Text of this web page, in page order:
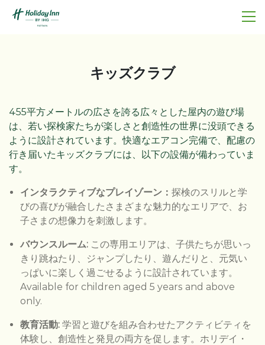
キッズクラブ
455平方メートルの広さを誇る広々とした屋内の遊び場
は、若い探検家たちが楽しさと創造性の世界に没頭できる
ように設計されています。快適なエアコン完備で、配慮の
行き届いたキッズクラブには、以下の設備が備わっていま
す。​
インタラクティブなプレイゾーン：探検のスリルと学
びの喜びが融合したさまざまな魅力的なエリアで、お
子さまの想像力を刺激します。
バウンスルーム: この専用エリアは、子供たちが思いっ
きり跳ねたり、ジャンプしたり、遊んだりと、元気い
っぱいに楽しく過ごせるように設計されています。
Available for children aged 5 years and above
only.
教育活動:学習と遊びを組み合わせたアクティビティを
体験し、創造性と発見の両方を促します。ホリデイ・